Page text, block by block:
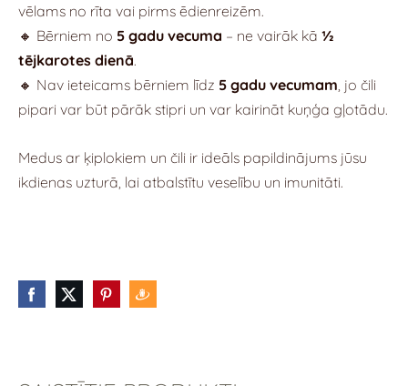
vēlams no rīta vai pirms ēdienreizēm.
🔸 Bērniem no 5 gadu vecuma – ne vairāk kā ½
tējkarotes dienā.
🔸 Nav ieteicams bērniem līdz 5 gadu vecumam , jo čili
pipari var būt pārāk stipri un var kairināt kuņģa gļotādu.
Medus ar ķiplokiem un čili ir ideāls papildinājums jūsu
ikdienas uzturā, lai atbalstītu veselību un imunitāti.